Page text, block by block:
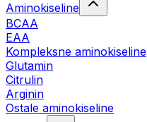
Aminokiseline
BCAA
ЕАА
Kompleksne aminokiseline
Glutamin
Citrulin
Arginin
Ostale aminokiseline